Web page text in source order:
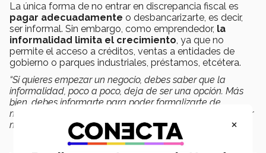
La única forma de no entrar en discrepancia fiscal es
pagar adecuadamente o desbancarizarte, es decir,
ser informal. Sin embargo, como emprendedor, la
informalidad limita el crecimiento, ya que no
permite el acceso a créditos, ventas a entidades de
gobierno o parques industriales, préstamos, etcétera.
“Si quieres empezar un negocio, debes saber que la
informalidad, poco a poco, deja de ser una opción. Más
bien, debes informarte para poder formalizarte de
manera barata, como con el Régimen de Confianza, y ser
muy cuidadoso”, recomienda el profesor. ×